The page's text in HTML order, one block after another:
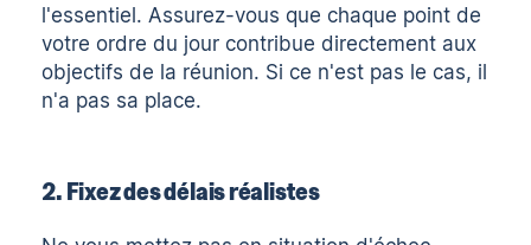
l'essentiel. Assurez-vous que chaque point de
votre ordre du jour contribue directement aux
objectifs de la réunion. Si ce n'est pas le cas, il
n'a pas sa place.
2. Fixez des délais réalistes